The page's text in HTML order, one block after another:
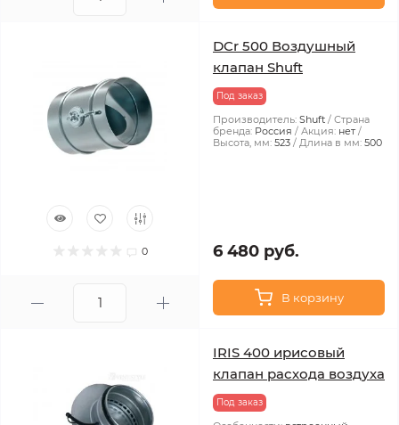
0
DCr 500 Воздушный
клапан Shuft
Под заказ
Производитель: Shuft
Страна
бренда: Россия Акция: нет
Высота, мм: 523 Длина в мм: 500
6 480 руб.
В корзину
IRIS 400 ирисовый
клапан расхода воздуха
Под заказ